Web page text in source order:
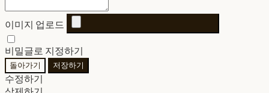
이미지 업로드
비밀글로 지정하기
돌아가기 저장하기
수정하기